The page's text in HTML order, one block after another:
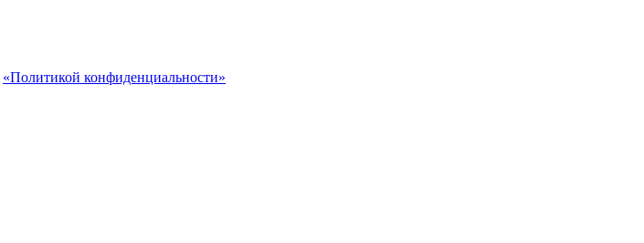
«Политикой конфиденциальности»